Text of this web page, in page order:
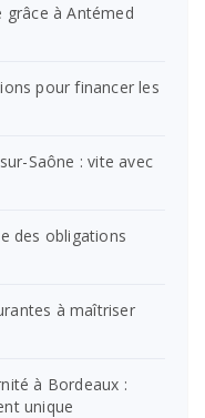
grâce à Antémed
pour financer les
Saône : vite avec
des obligations
à maîtriser
à Bordeaux :
unique